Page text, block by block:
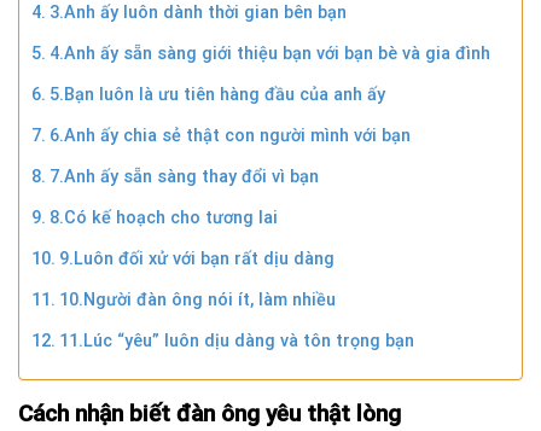
3.Anh ấy luôn dành thời gian bên bạn
4.Anh ấy sẵn sàng giới thiệu bạn với bạn bè và gia đình
5.Bạn luôn là ưu tiên hàng đầu của anh ấy
6.Anh ấy chia sẻ thật con người mình với bạn
7.Anh ấy sẵn sàng thay đổi vì bạn
8.Có kế hoạch cho tương lai
9.Luôn đối xử với bạn rất dịu dàng
10.Người đàn ông nói ít, làm nhiều
11.Lúc “yêu” luôn dịu dàng và tôn trọng bạn
Cách nhận biết đàn ông yêu thật lòng